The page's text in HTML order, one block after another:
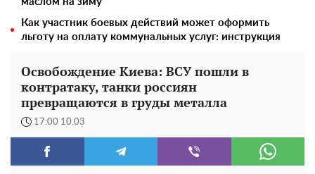
Как участник боевых действий может оформить
льготу на оплату коммунальных услуг: инструкция
Освобождение Киева: ВСУ пошли в
контратаку, танки россиян
превращаются в груды металла
17:00 10.03